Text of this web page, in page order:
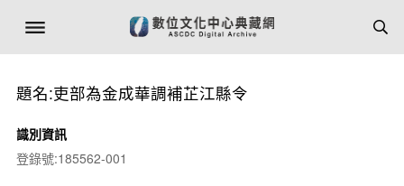
題名:吏部為金成華調補芷江縣令
識別資訊
登錄號:185562-001